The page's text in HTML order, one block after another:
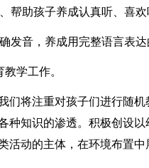
帮助孩子养成认真听、喜欢
发音，养成用完整语言表达
学工作。
们将注重对孩子们进行随
种知识的渗透。积极创设
活动的主体，在环境布置中